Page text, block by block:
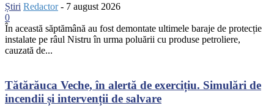
Știri Redactor - 7 august 2026
0
În această săptămână au fost demontate ultimele baraje de protecție
instalate pe râul Nistru în urma poluării cu produse petroliere,
cauzată de...
Tătărăuca Veche, în alertă de exercițiu. Simulări de
incendii și intervenții de salvare